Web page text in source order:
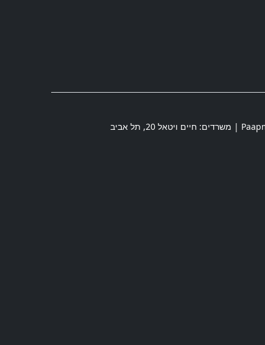
חיים ויטאל 20 , תל אביב